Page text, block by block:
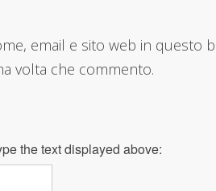
email e sito web in questo
volta che commento.
the text displayed above: